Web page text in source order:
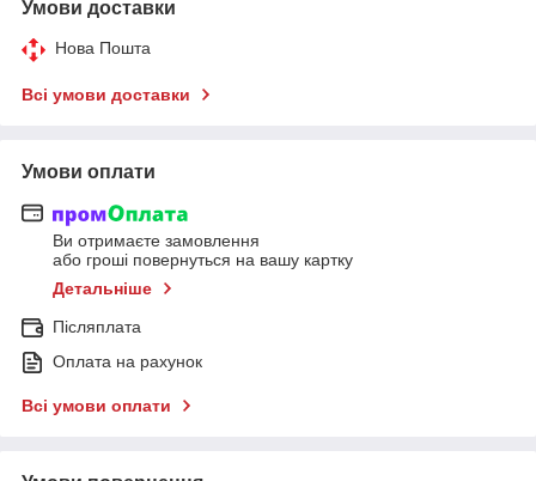
Умови доставки
Нова Пошта
Всі умови доставки
Умови оплати
Ви отримаєте замовлення
або гроші повернуться на вашу картку
Детальніше
Післяплата
Оплата на рахунок
Всі умови оплати